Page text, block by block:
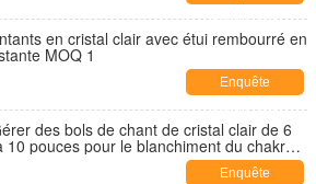
maintenant
en cristal clair avec étui rembourré en
MOQ 1
Enquête
maintenant
des bols de chant de cristal clair de 6
10 pouces pour le blanchiment du chakra
Enquête